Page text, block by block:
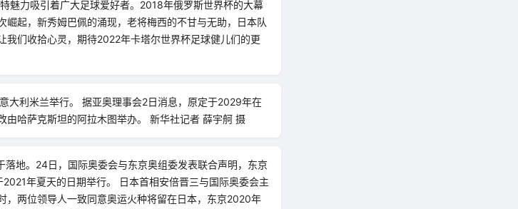
魅力吸引着广大足球爱好者。2018年俄罗斯世界杯的大幕
崛起，新秀姆巴佩的涌现，老将梅西的不甘与无助，日本队
我们收拾心灵，期待2022年卡塔尔世界杯足球健儿们的更
大利米兰举行。 据亚奥理事会2日消息，原定于2029年在
由哈萨克斯坦的阿拉木图举办。 新华社记者 薛宇舸 摄
地。24日，国际奥委会与东京奥组委发表联合声明，东京
年夏天的日期举行。 日本首相安倍晋三与国际奥委会主
，两位领导人一致同意奥运火种将留在日本，东京2020年